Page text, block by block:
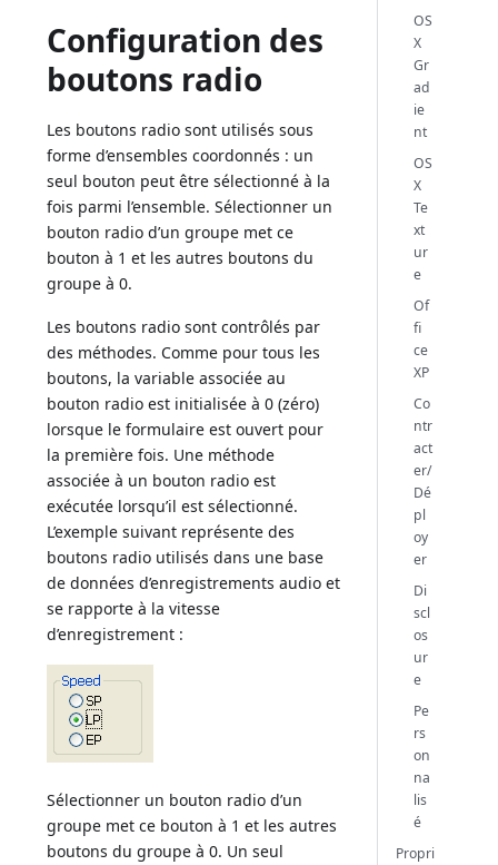
Configuration des
boutons radio
Les boutons radio sont utilisés sous
forme d’ensembles coordonnés : un
seul bouton peut être sélectionné à la
fois parmi l’ensemble. Sélectionner un
bouton radio d’un groupe met ce
bouton à 1 et les autres boutons du
groupe à 0.
Les boutons radio sont contrôlés par
des méthodes. Comme pour tous les
boutons, la variable associée au
bouton radio est initialisée à 0 (zéro)
lorsque le formulaire est ouvert pour
la première fois. Une méthode
associée à un bouton radio est
exécutée lorsqu’il est sélectionné.
L’exemple suivant représente des
boutons radio utilisés dans une base
de données d’enregistrements audio et
se rapporte à la vitesse
d’enregistrement :
Sélectionner un bouton radio d’un
groupe met ce bouton à 1 et les autres
boutons du groupe à 0. Un seul
OS
X
Gr
ad
ie
nt
OS
X
Te
xt
ur
e
Of
fi
ce
XP
Co
ntr
act
er/
Dé
pl
oy
er
Di
scl
os
ur
e
Pe
rs
on
na
lis
é
Propri